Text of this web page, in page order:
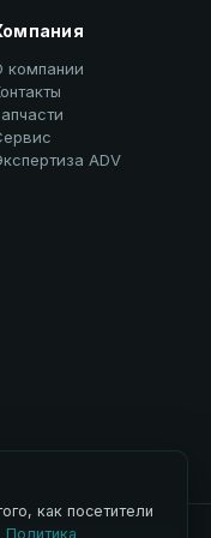
компании
ADV
как посетители
Политика